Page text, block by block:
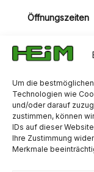
Um die
Technologien wie
und/oder darauf
zustimmen, können
IDs auf dieser
Ihre Zustimmung
Merkmale
Öffnungszeiten
Fr: 07:00 Uhr -